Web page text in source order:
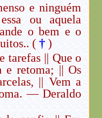
e ninguém
ou aquela
o bem e o
(† )
tarefas || Que o
e retoma; || Os
|| Vem a
— Deraldo